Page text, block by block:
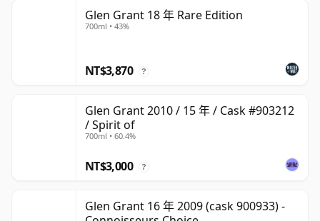
Glen Grant 18 年 Rare Edition
700ml • 43%
NT$3,870 ?
Glen Grant 2010 / 15 年 / Cask #903212
/ Spirit of
700ml • 60.4%
NT$3,000 ?
Glen Grant 16 年 2009 (cask 900933) -